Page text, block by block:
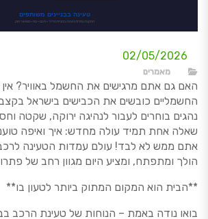
02/05/2026
מאמרים
האם גם אתם מרגישים את החשמל באוויר?
החשמליים כובשים את הכבישים בישראל בקצב
נהגים בוחרים לעבור לנהיגה ירוקה, שקטה
שאלה אחת תמיד עולה מחדש: איך ואיפה
אתם ממש לא לבד! עולם עמדות הטעינה
הולך ומתפתח, ומציע היום מגוון רחב של
**הבית הוא המקום המתוק ביותר לטעון בו**
בואו נודה באמת – הנוחות של טעינת הרכב